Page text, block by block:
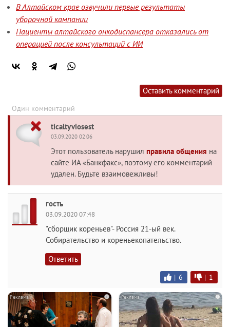
В Алтайском крае озвучили первые результаты
уборочной кампании
Пациенты алтайского онкодиспансера отказались от
операцией после консультаций с ИИ
Оставить комментарий
Один комментарий
ticaltyviosest
03.09.2020 02:06
Этот пользователь нарушил правила общения на
сайте ИА «Банкфакс», поэтому его комментарий
удален. Будьте взаимовежливы!
гость
03.09.2020 07:48
"сборщик кореньев"- Россия 21-ый век.
Собирательство и кореньекопательство.
Ответить
| 6 | 1
i i